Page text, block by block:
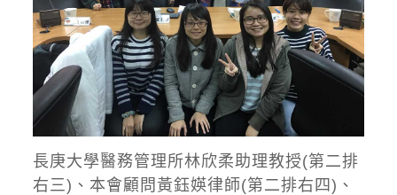
長庚大學醫務管理所林欣柔助理教授(第二排
右三)、本會顧問黃鈺媖律師(第二排右四)、